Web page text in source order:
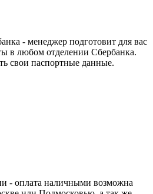
- менеджер подготовит для вас
в любом отделении Сбербанка.
свои паспортные данные.
- оплата наличными возможна